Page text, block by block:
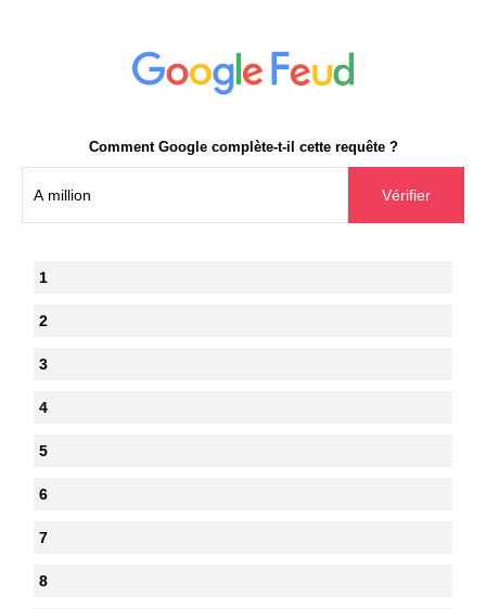
Comment Google complète-t-il cette requête ?
1
2
3
4
5
6
7
8